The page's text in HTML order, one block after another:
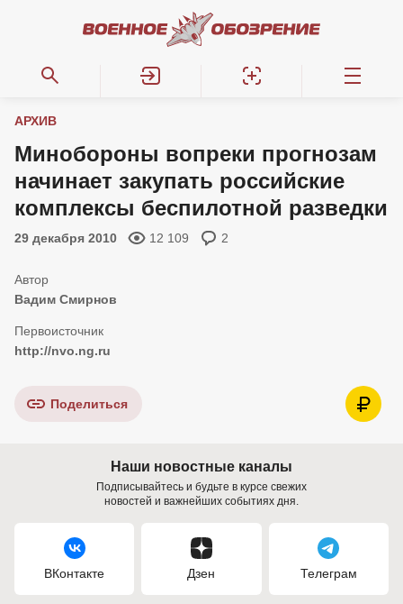
АРХИВ
Минобороны вопреки прогнозам
начинает закупать российские
комплексы беспилотной разведки
29 декабря 2010 12 109 2
Вадим Смирнов
http://nvo.ng.ru
Поделиться
Наши новостные каналы
Подписывайтесь и будьте в курсе свежих
новостей и важнейших событиях дня.
ВКонтакте Дзен Телеграм